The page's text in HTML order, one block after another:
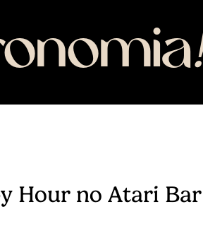
!
Hour no Atari Bar